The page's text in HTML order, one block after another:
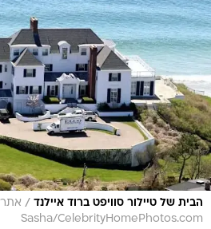
הבית של טיילור סוויפט ברוד איילנד /
Sasha/CelebrityHomePhotos.com